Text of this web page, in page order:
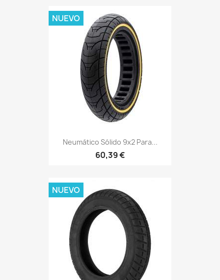
Neumático Sólido 9x2 Para...
60,39 €
NUEVO
NUEVO